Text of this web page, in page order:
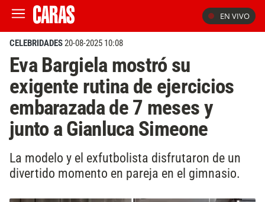
EN VIVO
CELEBRIDADES20-08-2025 10:08
Eva Bargiela mostró su
exigente rutina de ejercicios
embarazada de 7 meses y
junto a Gianluca Simeone
La modelo y el exfutbolista disfrutaron de un
divertido momento en pareja en el gimnasio.